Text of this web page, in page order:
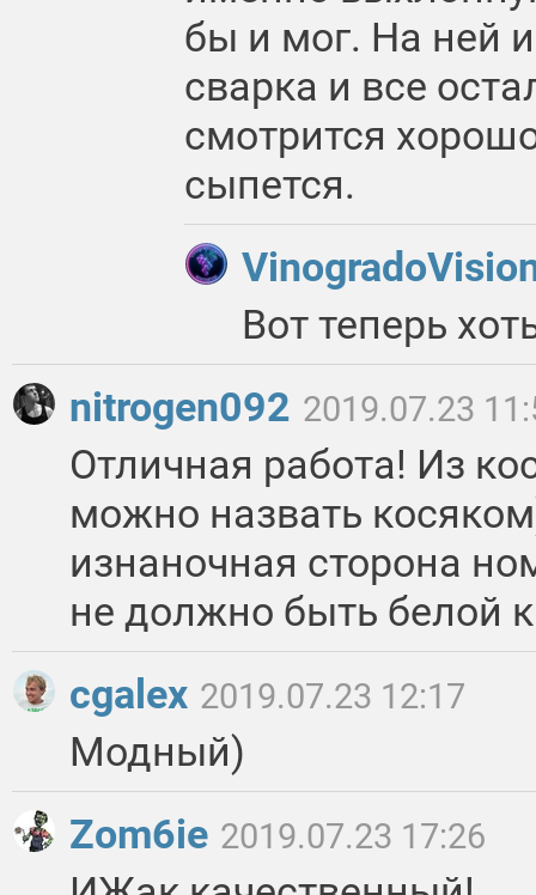
бы и мог. На ней
сварка и все
смотрится
сыпется.
Вот теперь
nitrogen092 2019.07.23
Отличная работа! Из
можно назвать
изнаночная сторона
не должно быть белой
cgalex 2019.07.23 12:17
Модный)
Zom6ie 2019.07.23 17:26